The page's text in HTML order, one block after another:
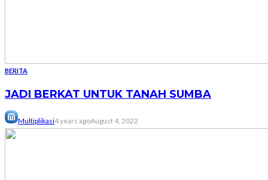
BERITA
JADI BERKAT UNTUK TANAH SUMBA
Multiplikasi4 years agoAugust 4, 2022